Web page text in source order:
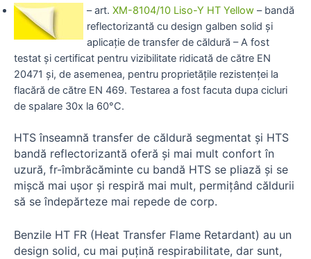
– art. XM-8104/10 Liso-Y HT Yellow – bandă
reflectorizantă cu design galben solid și
aplicație de transfer de căldură – A fost
testat și certificat pentru vizibilitate ridicată de către EN
20471 și, de asemenea, pentru proprietățile rezistenței la
flacără de către EN 469. Testarea a fost facuta dupa cicluri
de spalare 30x la 60°C.
HTS înseamnă transfer de căldură segmentat și HTS
bandă reflectorizantă oferă și mai mult confort în
uzură, fr-îmbrăcăminte cu bandă HTS se pliază și se
mișcă mai ușor și respiră mai mult, permițând căldurii
să se îndepărteze mai repede de corp.
Benzile HT FR (Heat Transfer Flame Retardant) au un
design solid, cu mai puțină respirabilitate, dar sunt,